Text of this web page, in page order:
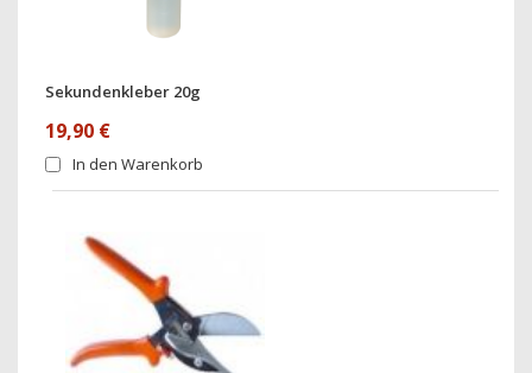
Sekundenkleber 20g
19,90 €
In den Warenkorb